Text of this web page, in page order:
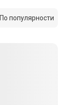
По популярности